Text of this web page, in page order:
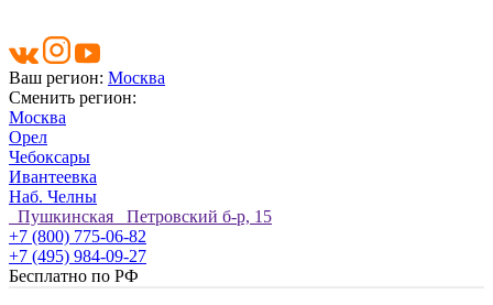
Ваш регион: Москва
Сменить регион:
Москва
Орел
Чебоксары
Ивантеевка
Наб. Челны
Пушкинская Петровский б-р, 15
+7 (800) 775-06-82
+7 (495) 984-09-27
Бесплатно по РФ